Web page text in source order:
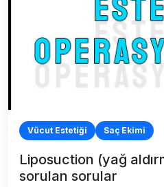
Vücut Estetiği Saç Ekimi
Liposuction (yağ
sorulan sorular